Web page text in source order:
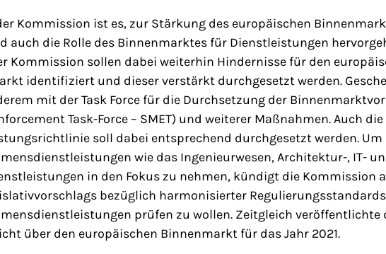
Kommission ist es, zur Stärkung des europäischen
auch die Rolle des Binnenmarktes für Dienstleistungen
Kommission sollen dabei weiterhin Hindernisse für den
identifiziert und dieser verstärkt durchgesetzt werden.
mit der Task Force für die Durchsetzung der
Task-Force – SMET) und weiterer Maßnahmen. Auch die
soll dabei entsprechend durchgesetzt werden. Um
wie das Ingenieurwesen, Architektur-, IT-
in den Fokus zu nehmen, kündigt die Kommission
bezüglich harmonisierter
prüfen zu wollen. Zeitgleich veröffentlichte
über den europäischen Binnenmarkt für das Jahr 2021.